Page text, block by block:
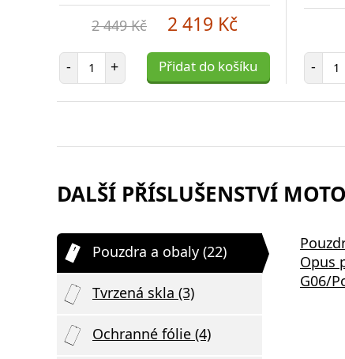
2 449 Kč 2 419 Kč
- Počet položek
+ Přidat do košíku -
DALŠÍ PŘÍSLUŠENSTVÍ
Pouzdra a obaly (22)
Tvrzená skla (3)
Ochranné fólie (4)
Opus
G06/